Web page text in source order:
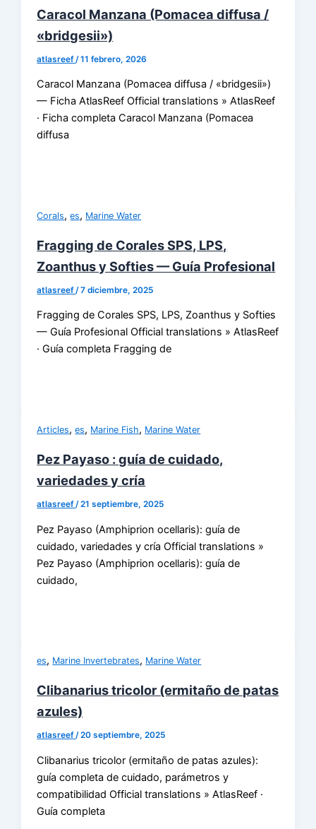
Caracol Manzana (Pomacea diffusa /
«bridgesii»)
atlasreef /11 febrero, 2026
Caracol Manzana (Pomacea diffusa / «bridgesii»)
— Ficha AtlasReef Official translations » AtlasReef
· Ficha completa Caracol Manzana (Pomacea
diffusa
Corals,es, Marine Water
Fragging de Corales SPS, LPS,
Zoanthus y Softies — Guía Profesional
atlasreef/7 diciembre, 2025
Fragging de Corales SPS, LPS, Zoanthus y Softies
— Guía Profesional Official translations » AtlasReef
· Guía completa Fragging de
Articles,es, Marine Fish, Marine Water
Pez Payaso : guía de cuidado,
variedades y cría
atlasreef/21 septiembre, 2025
Pez Payaso (Amphiprion ocellaris): guía de
cuidado, variedades y cría Official translations »
Pez Payaso (Amphiprion ocellaris): guía de
cuidado,
es, Marine Invertebrates, Marine Water
Clibanarius tricolor (ermitaño de patas
azules)
atlasreef/20 septiembre, 2025
Clibanarius tricolor (ermitaño de patas azules):
guía completa de cuidado, parámetros y
compatibilidad Official translations » AtlasReef ·
Guía completa